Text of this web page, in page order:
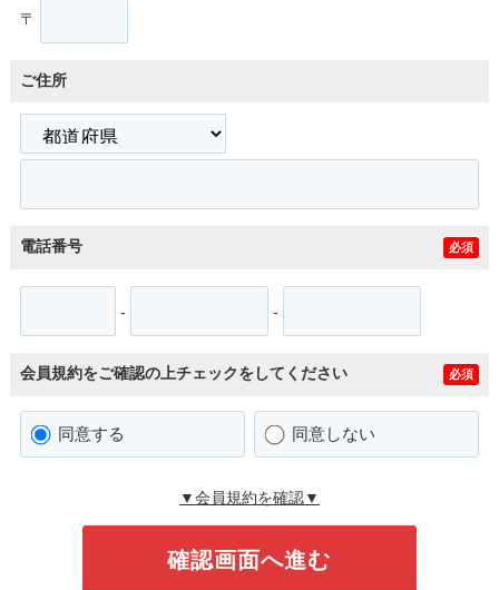
〒
ご住所
電話番号 必須
- -
会員規約をご確認の上チェックをしてください 必須
同意する 同意しない
▼会員規約を確認▼